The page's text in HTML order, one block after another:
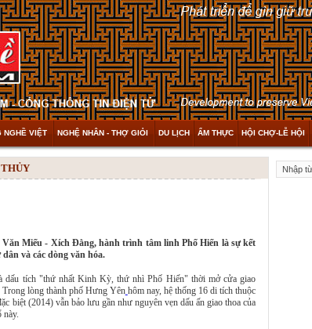
NGHỀ VIỆT NGHỆ NHÂN - THỢ GIỎI DU LỊCH ẨM THỰC HỘI CHỢ-LỄ HỘI
Miếu - Xích Đằng, hành trình tâm linh Phố Hiến là sự kết
và các dòng văn hóa.
dấu tích "thứ nhất Kinh Kỳ, thứ nhì Phố Hiến" thời mở cửa giao
Trong lòng thành phố Hưng Yên hôm nay, hệ thống 16 di tích thuộc
biệt (2014) vẫn bảo lưu gần như nguyên vẹn dấu ấn giao thoa của
này.